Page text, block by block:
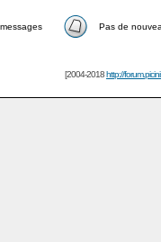
Pas de
[2004-2018http://